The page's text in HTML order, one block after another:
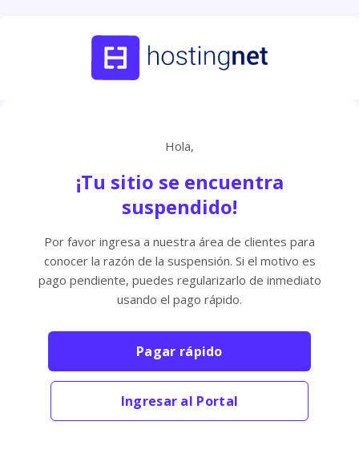
Hola,
¡Tu sitio se encuentra
suspendido!
Por favor ingresa a nuestra área de clientes para
conocer la razón de la suspensión. Si el motivo es
pago pendiente, puedes regularizarlo de inmediato
usando el pago rápido.
Pagar rápido
Ingresar al Portal